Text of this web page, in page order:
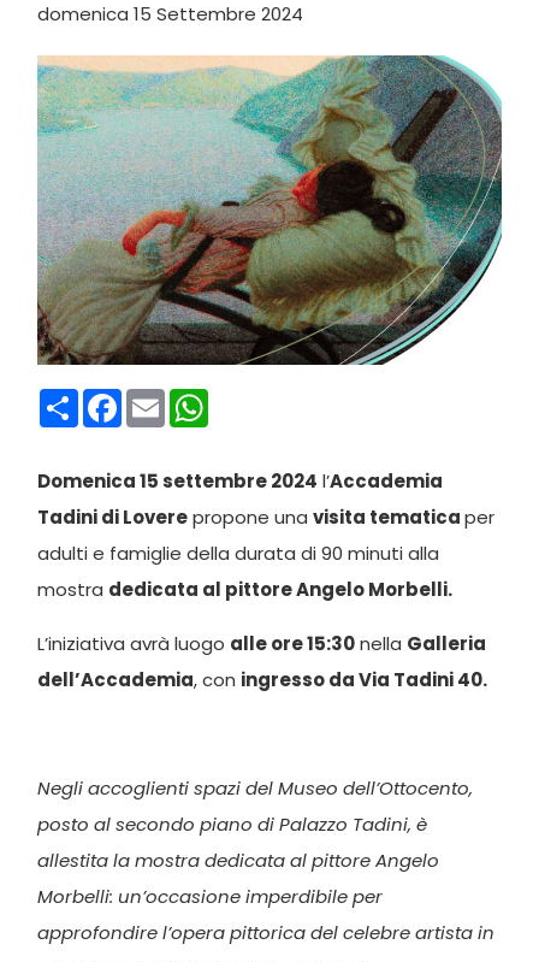
domenica 15 Settembre 2024
CondividiFacebook
Email
Domenica 15 settembre 2024 l’Accademia
Tadini di Loverepropone unavisita tematicaper
adulti e famiglie della durata di 90 minuti alla
mostra dedicata al pittore Angelo Morbelli.
L’iniziativa avrà luogo alle ore 15:30nella Galleria
dell’Accademia, con ingresso da Via Tadini 40.
Negli accoglienti spazi del Museo dell’Ottocento,
posto al secondo piano di Palazzo Tadini, è
allestita la mostra dedicata al pittore Angelo
Morbelli: un’occasione imperdibile per
approfondire l’opera pittorica del celebre artista in